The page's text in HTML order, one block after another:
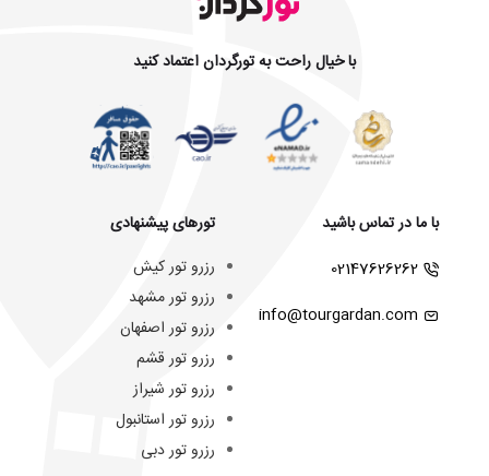
با خیال راحت به تورگردان اعتماد کنید
با ما در تماس باشید
02147626262
info@tourgardan.com
تورهای پیشنهادی
رزرو تور کیش
رزرو تور مشهد
رزرو تور اصفهان
رزرو تور قشم
رزرو تور شیراز
رزرو تور استانبول
رزرو تور دبی